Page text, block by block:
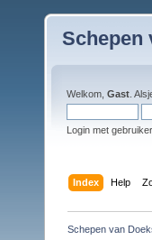
Schepen
Welkom, Gast .
Login met
Index Help
Schepen van